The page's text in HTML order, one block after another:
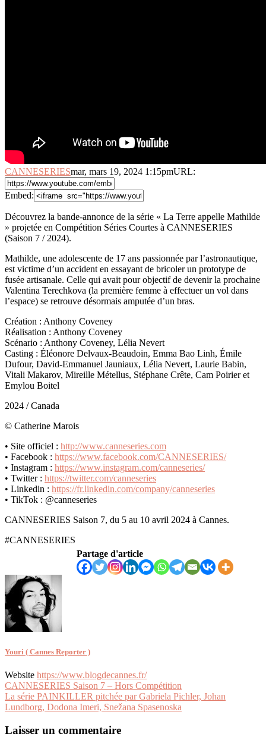
CANNESERIESmar, mars 19, 2024 1:15pmURL:
Embed:
Découvrez la bande-annonce de la série « La Terre appelle Mathilde
» projetée en Compétition Séries Courtes à CANNESERIES
(Saison 7 / 2024).
Mathilde, une adolescente de 17 ans passionnée par l’astronautique,
est victime d’un accident en essayant de bricoler un prototype de
fusée artisanale. Celle qui avait pour objectif de devenir la prochaine
Valentina Terechkova (la première femme à effectuer un vol dans
l’espace) se retrouve désormais amputée d’un bras.
Création : Anthony Coveney
Réalisation : Anthony Coveney
Scénario : Anthony Coveney, Lélia Nevert
Casting : Éléonore Delvaux-Beaudoin, Emma Bao Linh, Émile
Dufour, David-Emmanuel Jauniaux, Lélia Nevert, Laurie Babin,
Vitali Makarov, Mireille Métellus, Stéphane Crête, Cam Poirier et
Emylou Boitel
2024 / Canada
© Catherine Marois
• Site officiel : http://www.canneseries.com
• Facebook : https://www.facebook.com/CANNESERIES/
• Instagram : https://www.instagram.com/canneseries/
• Twitter : https://twitter.com/canneseries
• Linkedin : https://fr.linkedin.com/company/canneseries
• TikTok : @canneseries
CANNESERIES Saison 7, du 5 au 10 avril 2024 à Cannes.
#CANNESERIES
Partage d'article
Youri ( Cannes Reporter )
Website https://www.blogdecannes.fr/
Navigation
de
CANNESERIES Saison 7 – Hors Compétition
La série PAINKILLER pitchée par Gabriela Pichler, Johan
Lundborg, Dodona Imeri, Snežana Spasenoska
Laisser un commentaire